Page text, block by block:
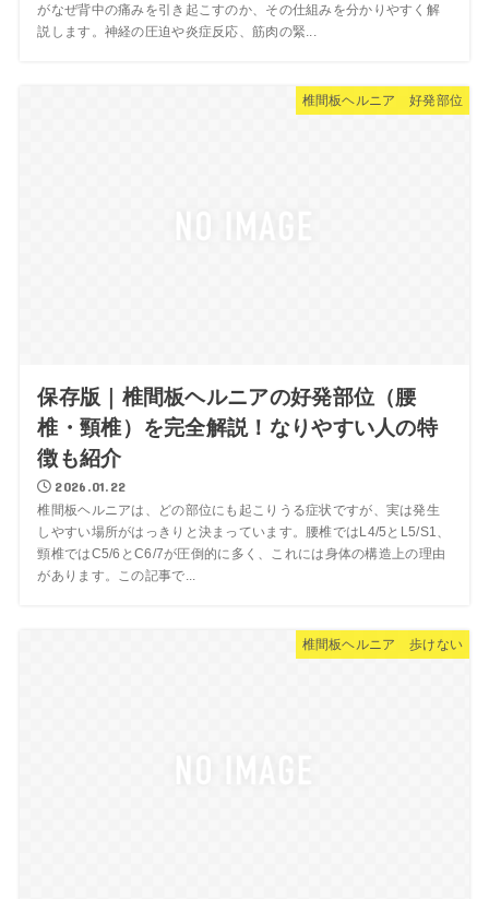
がなぜ背中の痛みを引き起こすのか、その仕組みを分かりやすく解
説します。神経の圧迫や炎症反応、筋肉の緊...
椎間板ヘルニア 好発部位
保存版｜椎間板ヘルニアの好発部位（腰
椎・頸椎）を完全解説！なりやすい人の特
徴も紹介
2026.01.22
椎間板ヘルニアは、どの部位にも起こりうる症状ですが、実は発生
しやすい場所がはっきりと決まっています。腰椎ではL4/5とL5/S1、
頸椎ではC5/6とC6/7が圧倒的に多く、これには身体の構造上の理由
があります。この記事で...
椎間板ヘルニア 歩けない